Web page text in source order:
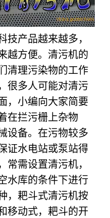
技产品越来越多，
越方便。清污机的
清理污染物的工作
很多人可能对清污
，小编向大家简要
在拦污栅上杂物
设备。在污物较多
证水电站或泵站得
常需设置清污机，
水库的条件下进行
，耙斗式清污机按
移动式，耙斗的开